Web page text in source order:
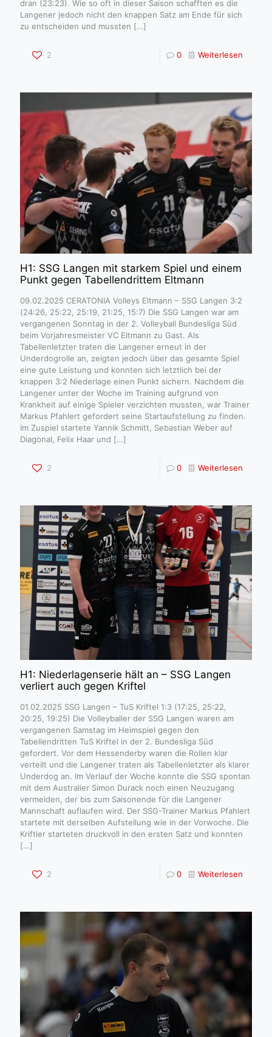
dran (23:23). Wie so oft in dieser Saison schafften es die
Langener jedoch nicht den knappen Satz am Ende für sich
zu entscheiden und mussten […]
2 0 Weiterlesen
H1: SSG Langen mit starkem Spiel und einem
Punkt gegen Tabellendrittem Eltmann
09.02.2025 CERATONIA Volleys Eltmann – SSG Langen 3:2
(24:26, 25:22, 25:19, 21:25, 15:7) Die SSG Langen war am
vergangenen Sonntag in der 2. Volleyball Bundesliga Süd
beim Vorjahresmeister VC Eltmann zu Gast. Als
Tabellenletzter traten die Langener erneut in der
Underdogrolle an, zeigten jedoch über das gesamte Spiel
eine gute Leistung und konnten sich letztlich bei der
knappen 3:2 Niederlage einen Punkt sichern. Nachdem die
Langener unter der Woche im Training aufgrund von
Krankheit auf einige Spieler verzichten mussten, war Trainer
Markus Pfahlert gefordert seine Startaufstellung zu finden.
Im Zuspiel startete Yannik Schmitt, Sebastian Weber auf
Diagonal, Felix Haar und […]
2 0 Weiterlesen
H1: Niederlagenserie hält an – SSG Langen
verliert auch gegen Kriftel
01.02.2025 SSG Langen – TuS Kriftel 1:3 (17:25, 25:22,
20:25, 19:25) Die Volleyballer der SSG Langen waren am
vergangenen Samstag im Heimspiel gegen den
Tabellendritten TuS Kriftel in der 2. Bundesliga Süd
gefordert. Vor dem Hessenderby waren die Rollen klar
verteilt und die Langener traten als Tabellenletzter als klarer
Underdog an. Im Verlauf der Woche konnte die SSG spontan
mit dem Australier Simon Durack noch einen Neuzugang
vermelden, der bis zum Saisonende für die Langener
Mannschaft auflaufen wird. Der SSG-Trainer Markus Pfahlert
startete mit derselben Aufstellung wie in der Vorwoche. Die
Kriftler starteten druckvoll in den ersten Satz und konnten
[…]
2 0 Weiterlesen